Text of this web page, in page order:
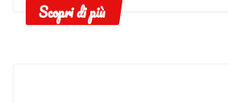
Scopri di più